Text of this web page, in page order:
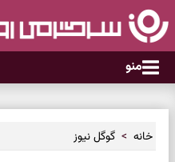
منو
خانه گوگل نیوز